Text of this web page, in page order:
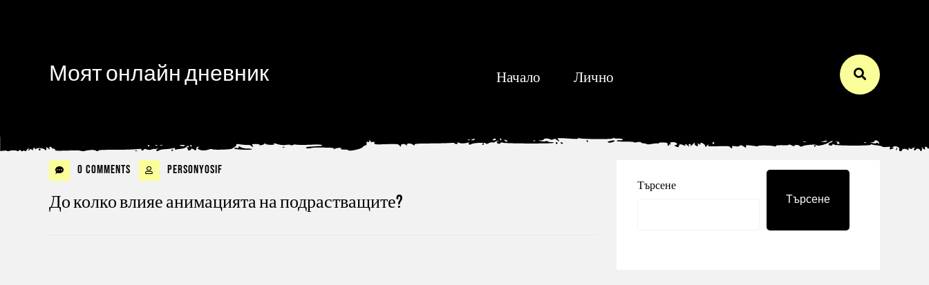
Моят онлайн дневник Начало Лично
0 Comments personyosif
До колко влияе анимацията на подрастващите?
Търсене
Търсене